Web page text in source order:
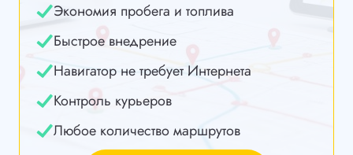
Экономия пробега и топлива
Быстрое внедрение
Навигатор не требует Интернета
Контроль курьеров
Любое количество маршрутов